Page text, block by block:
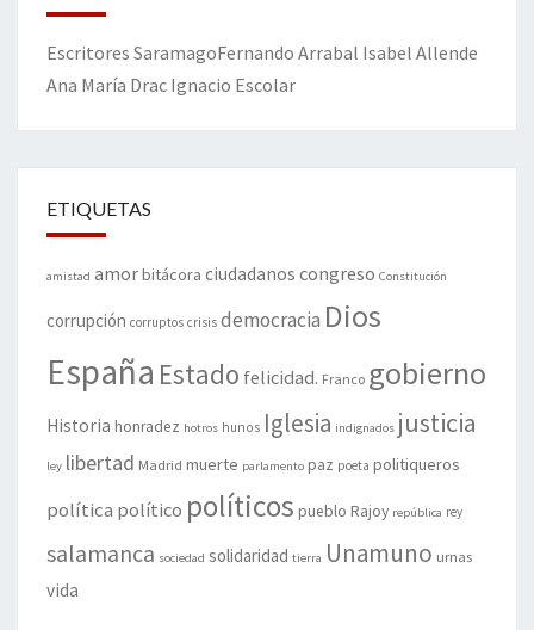
Escritores SaramagoFernando Arrabal Isabel Allende
Ana María Drac Ignacio Escolar
ETIQUETAS
amistad amorbitácora ciudadanos congreso Constitución
corrupción corruptos crisis democracia Dios
España Estado felicidad. Franco gobierno
Historia honradez hotros hunos Iglesia indignados justicia
ley libertad Madrid muerte parlamento paz poeta politiqueros
política político políticos pueblo Rajoy república rey
salamanca sociedad solidaridad tierra Unamuno urnas
vida